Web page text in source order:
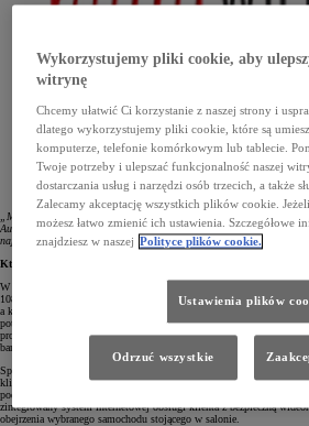
„Mamy ogromną przyjemność wręczyć nagrody za zwycięstwo w
Auto Świata i firmy Kantar za pierwsze miejsce dla Lexusa i dla
najlepszą sieć dealerską w Polsce”.
Kto brał udział w konkursie „Wielki Test Salonów”?
W konkursie oceniono także poszczególne stacje dealerskie. Tytuł
108 pozostałych określono jako bardzo dobre. Wśród 20 salonów
a kolejne 5 – Lexusa. Tak wysoka ocena wyróżnionych stacji
potencjalnym klientom komfortowego kontaktu on-line i prezentacji
propozycji dodatkowego bonusu. 7 salonów Toyoty i 4 Lexusa
bardzo dobre.
Specyficzna sytuacja na rynku spowodowana pandemią zmusiła
klientów, aby w tym roku badali oni jakość obsługi w kontaktach z
podkreślenia, Toyota i Lexus jako pierwsze marki na rynku
zintegrowany system internetowej obsługi klienta z bezpieczną
obejrzenia wybranego samochodu stojącego w salonie.
Wykorzystujemy pliki cookie, aby
witrynę
Chcemy ułatwić Ci korzystanie z naszej strony i
dlatego wykorzystujemy pliki cookie, które są
komputerze, telefonie komórkowym lub tablecie.
Twoje potrzeby i ulepszać funkcjonalność naszej
dostarczania usług i narzędzi osób trzecich, a także
Zalecamy akceptację wszystkich plików cookie.
możesz łatwo zmienić ich ustawienia. Szczegółowe
znajdziesz w naszej Polityce plików cookie.
Ustawienia plików
Odrzuć wszystkie